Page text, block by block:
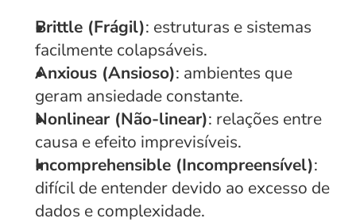
Brittle (Frágil): estruturas e sistemas
facilmente colapsáveis.
Anxious (Ansioso): ambientes que
geram ansiedade constante.
Nonlinear (Não-linear): relações entre
causa e efeito imprevisíveis.
Incomprehensible (Incompreensível):
difícil de entender devido ao excesso de
dados e complexidade.